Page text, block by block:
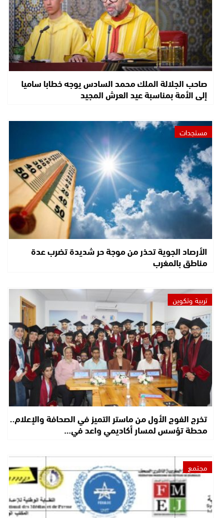
صاحب الجلالة الملك محمد السادس يوجه خطابا ساميا
إلى الأمة بمناسبة عيد العرش المجيد
مستجدات
الأرصاد الجوية تحذر من موجة حر شديدة تضرب عدة
مناطق بالمغرب
تربية وتكوين
تخرج الفوج الأول من ماستر التميز في الصحافة والإعلام..
محطة تؤسس لمسار أكاديمي واعد في…
مجتمع